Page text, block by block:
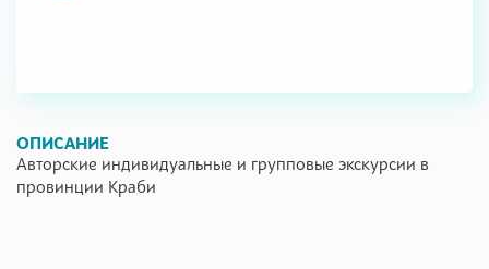
ОПИСАНИЕ
Авторские индивидуальные и групповые экскурсии в
провинции Краби